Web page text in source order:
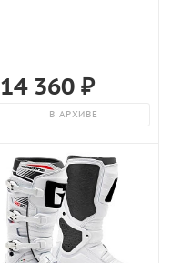
14 360 ₽
В АРХИВЕ